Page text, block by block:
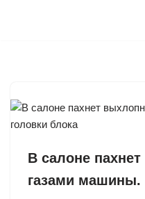
В салоне
газами машины.